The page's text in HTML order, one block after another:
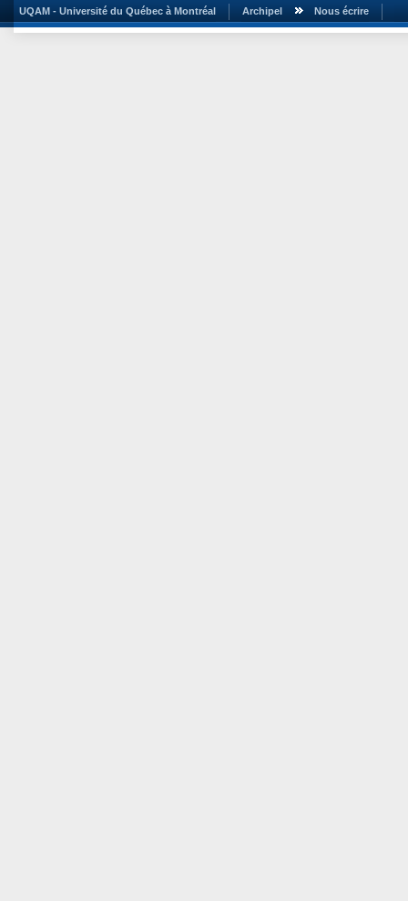
UQAM - Université du Québec à Montréal Archipel Nous écrire